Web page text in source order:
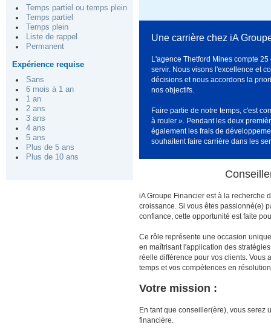
Temps partiel ou temps plein
Temps partiel
Temps plein
Liste de rappel
Permanent
Expérience requise
Sans
6 mois à 1 an
1 an
2 ans
3 ans
4 ans
5 ans
Plus de 5 ans
Plus de 10 ans
Une carrière chez iA
L'agence Thetford Mines compte
servir. Nous visons l'excellence et
décisions et nous accordons la
nos objectifs.
Faire partie de notre temps, c'est
à rouler ». Pendant les deux
également les frais de
souhaitent faire carrière dans les
iA Groupe Financier est à la recherche
croissance. Si vous êtes passionné(e)
confiance, cette opportunité est faite
Ce rôle représente une occasion
en maîtrisant l'application des
réelle différence pour vos clients. Vous
temps et vos compétences en
Votre mission :
En tant que conseiller(ère), vous serez
financière.